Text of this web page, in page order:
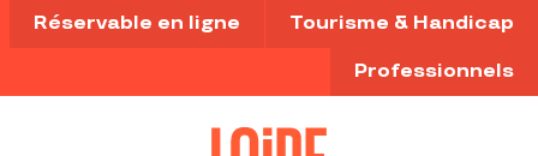
Aller
au
principal
Réservable en ligne Tourisme & Handicap
Professionnels